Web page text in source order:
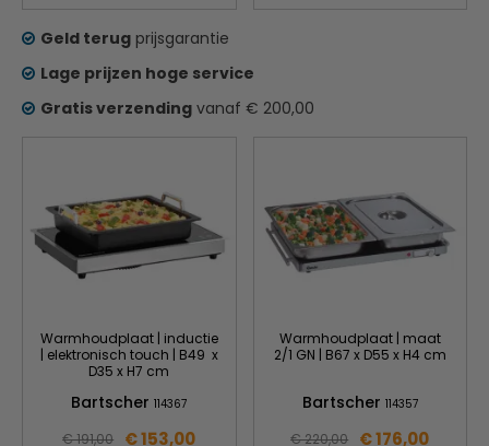
Warmhoudplaat | inductie
| elektronisch touch | B49 x
D35 x H7 cm
Bartscher114367
€ 191,00 € 153,00
Warmhoudplaat | maat
2/1 GN | B67 x D55 x H4 cm
Bartscher 114357
€ 220,00 € 176,00
Geld terug prijsgarantie
Lage prijzen hoge service
Gratis verzending vanaf € 200,00